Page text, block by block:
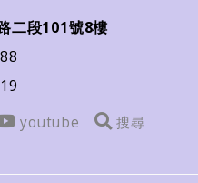
二段101號8樓
youtube
youtube 搜尋
搜尋